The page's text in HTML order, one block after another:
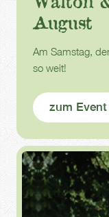
August
Am Samstag,
so weit!
zum Event